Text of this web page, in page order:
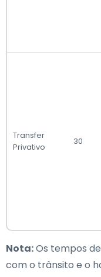
Transfer
Privativo
30
Nota:Os tempos
com o trânsito e o